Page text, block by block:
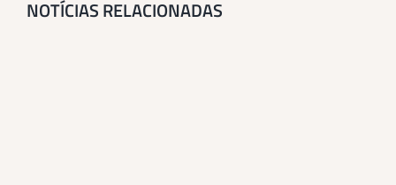
NOTÍCIAS RELACIONADAS